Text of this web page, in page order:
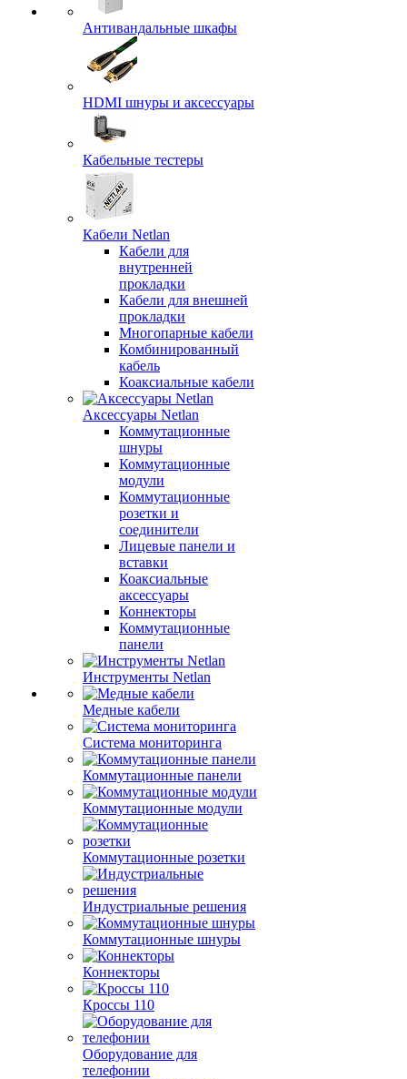
Антивандальные шкафы
HDMI шнуры и аксессуары
Кабельные тестеры
Кабели Netlan
Кабели для
внутренней
прокладки
Кабели для внешней
прокладки
Многопарные кабели
Комбинированный
кабель
Коаксиальные кабели
Аксессуары Netlan
Коммутационные
шнуры
Коммутационные
модули
Коммутационные
розетки и
соединители
Лицевые панели и
вставки
Коаксиальные
аксессуары
Коннекторы
Коммутационные
панели
Инструменты Netlan
Медные кабели
Система мониторинга
Коммутационные панели
Коммутационные модули
Коммутационные розетки
Индустриальные решения
Коммутационные шнуры
Коннекторы
Кроссы 110
Оборудование для
телефонии